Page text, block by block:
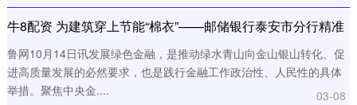
牛8配资 为建筑穿上节能“棉衣”——邮储银行泰安市分行精准
鲁网10月14日讯发展绿色金融，是推动绿水青山向金山银山转化、促
进高质量发展的必然要求，也是践行金融工作政治性、人民性的具体
举措。聚焦中央金....
03-08